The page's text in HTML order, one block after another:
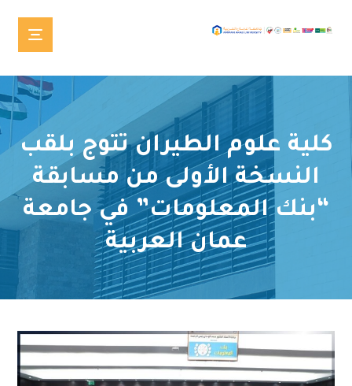
كلية علوم الطيران تتوج بلقب
النسخة الأولى من مسابقة
“بنك المعلومات” في جامعة
عمان العربية